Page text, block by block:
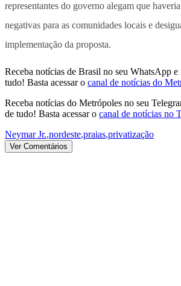
representantes do governo alegam que
negativas para as comunidades locais e
implementação da proposta.
Receba notícias de Brasil no seu WhatsApp
tudo! Basta acessar o canal de notícias do
Receba notícias do Metrópoles no seu
de tudo! Basta acessar o canal de notícias no
Neymar Jr.,nordeste,praias,privatização
Ver Comentários